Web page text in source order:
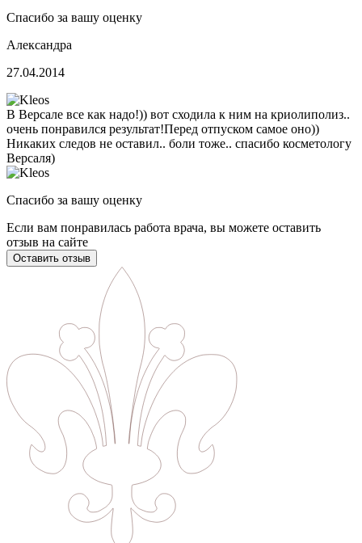
Спасибо за вашу оценку
Александра
27.04.2014
В Версале все как надо!)) вот сходила к ним на криолиполиз..
очень понравился результат!Перед отпуском самое оно))
Никаких следов не оставил.. боли тоже.. спасибо косметологу
Версаля)
Спасибо за вашу оценку
Если вам понравилась работа врача, вы можете оставить
отзыв на сайте
Оставить отзыв